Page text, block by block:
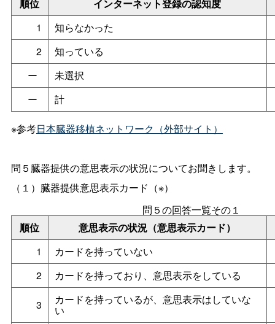
順位 インターネット登録の認知度
1
知らなかった
2
知っている
ー
未選択
ー
計
※参考日本臓器移植ネットワーク（外部サイト）
問５臓器提供の意思表示の状況についてお聞きします。
（１）臓器提供意思表示カード（※）
順位 意思表示の状況（意思表示カード）
問５の回答一覧その１
1
カードを持っていない
2
カードを持っており、意思表示をしている
3 カードを持っているが、意思表示はしていな
い